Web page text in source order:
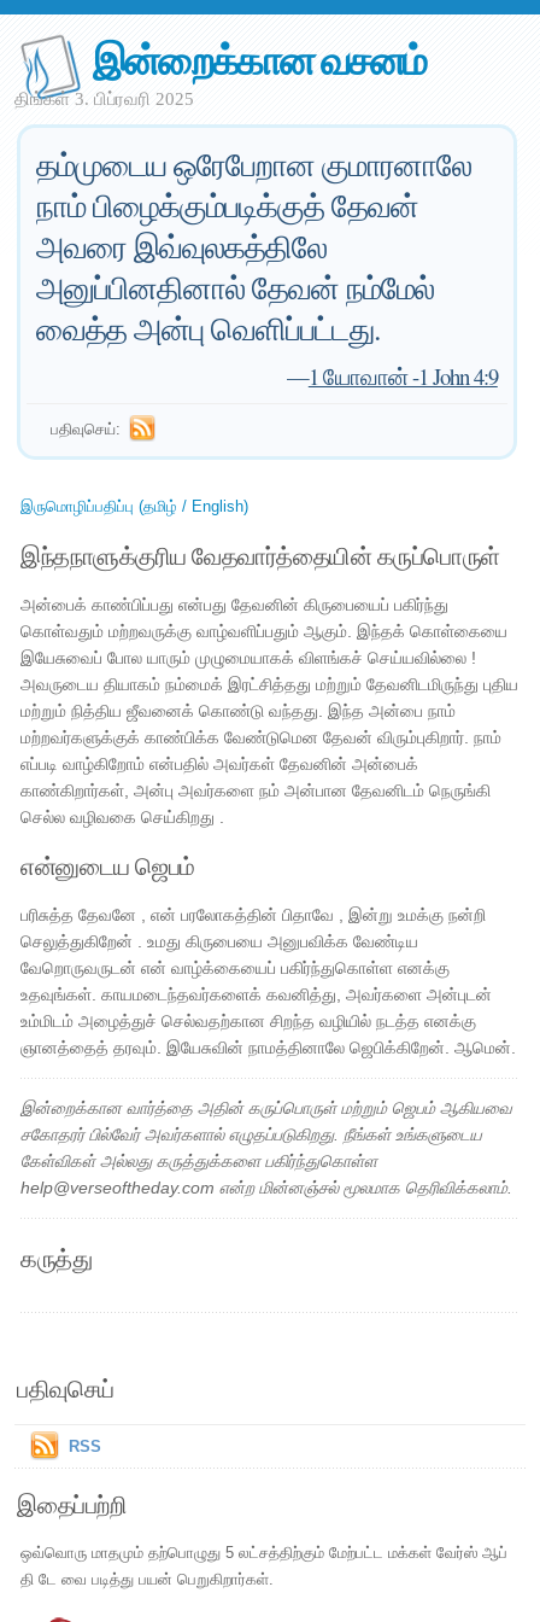
இன்றைக்கான வசனம்
திங்கள் 3. பிப்ரவரி 2025
தம்முடைய ஒரேபேறான குமாரனாலே
நாம் பிழைக்கும்படிக்குத் தேவன்
அவரை இவ்வுலகத்திலே
அனுப்பினதினால் தேவன் நம்மேல்
வைத்த அன்பு வெளிப்பட்டது.
—1 யோவான் -1 John 4:9
பதிவுசெய்:
இருமொழிப்பதிப்பு (தமிழ் / English)
இந்தநாளுக்குரிய வேதவார்த்தையின் கருப்பொருள்
அன்பைக் காண்பிப்பது என்பது தேவனின் கிருபையைப் பகிர்ந்து
கொள்வதும் மற்றவருக்கு வாழ்வளிப்பதும் ஆகும். இந்தக் கொள்கையை
இயேசுவைப் போல யாரும் முழுமையாகக் விளங்கச் செய்யவில்லை !
அவருடைய தியாகம் நம்மைக் இரட்சித்தது மற்றும் தேவனிடமிருந்து புதிய
மற்றும் நித்திய ஜீவனைக் கொண்டு வந்தது. இந்த அன்பை நாம்
மற்றவர்களுக்குக் காண்பிக்க வேண்டுமென தேவன் விரும்புகிறார். நாம்
எப்படி வாழ்கிறோம் என்பதில் அவர்கள் தேவனின் அன்பைக்
காண்கிறார்கள், அன்பு அவர்களை நம் அன்பான தேவனிடம் நெருங்கி
செல்ல வழிவகை செய்கிறது .
என்னுடைய ஜெபம்
பரிசுத்த தேவனே , என் பரலோகத்தின் பிதாவே , இன்று உமக்கு நன்றி
செலுத்துகிறேன் . உமது கிருபையை அனுபவிக்க வேண்டிய
வேறொருவருடன் என் வாழ்க்கையைப் பகிர்ந்துகொள்ள எனக்கு
உதவுங்கள். காயமடைந்தவர்களைக் கவனித்து, அவர்களை அன்புடன்
உம்மிடம் அழைத்துச் செல்வதற்கான சிறந்த வழியில் நடத்த எனக்கு
ஞானத்தைத் தரவும். இயேசுவின் நாமத்தினாலே ஜெபிக்கிறேன். ஆமென்.
இன்றைக்கான வார்த்தை அதின் கருப்பொருள் மற்றும் ஜெபம் ஆகியவை
சகோதரர் பில்வேர் அவர்களால் எழுதப்படுகிறது. நீங்கள் உங்களுடைய
கேள்விகள் அல்லது கருத்துக்களை பகிர்ந்துகொள்ள
help@verseoftheday.com என்ற மின்னஞ்சல் மூலமாக தெரிவிக்கலாம்.
கருத்து
பதிவுசெய்
RSS
இதைப்பற்றி
ஒவ்வொரு மாதமும் தற்பொழுது 5 லட்சத்திற்கும் மேற்பட்ட மக்கள் வேர்ஸ் ஆப்
தி டே வை படித்து பயன் பெறுகிறார்கள்.